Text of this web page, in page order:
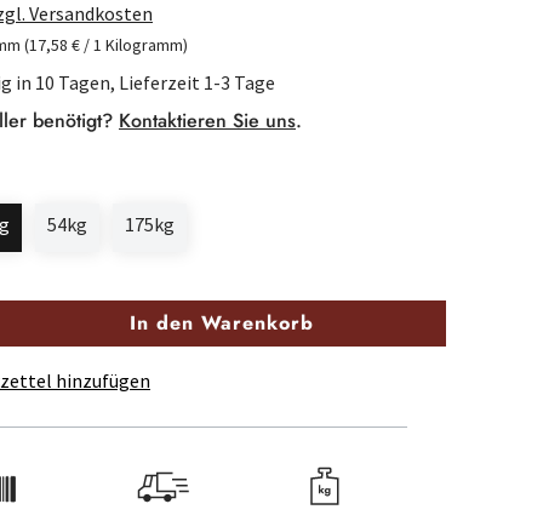
Versandkosten
(17,58 € / 1 Kilogramm)
in 10 Tagen, Lieferzeit 1-3 Tage
benötigt? Kontaktieren Sie uns.
54kg 175kg
In den Warenkorb
hinzufügen